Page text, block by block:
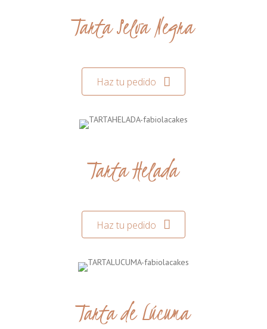
Tarta Selva Negra
Haz tu pedido
Tarta Helada
Haz tu pedido
Tarta de Lúcuma